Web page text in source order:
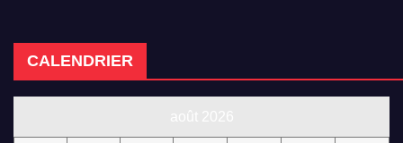
CALENDRIER